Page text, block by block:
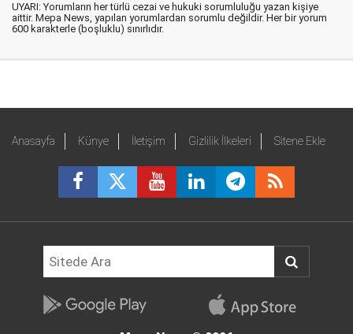
UYARI: Yorumların her türlü cezai ve hukuki sorumluluğu yazan kişiye
aittir. Mepa News, yapılan yorumlardan sorumlu değildir. Her bir yorum
600 karakterle (boşluklu) sınırlıdır.
Anasayfa Künye İletişim Gizlilik İlkeleri Sitene Ekle